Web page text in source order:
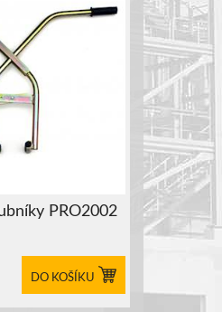
PRO2002
DO KOŠÍKU